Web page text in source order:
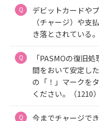
デビットカードや
（チャージ）や支
き落とされている。
「PASMOの復旧
間をおいて安定し
の「！」マークを
ください。（1210
今までチャージで